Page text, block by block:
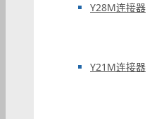
Y28M连接器
Y21M连接器